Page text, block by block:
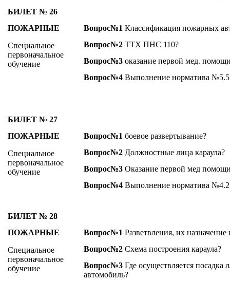
БИЛЕТ № 26
ПОЖАРНЫЕ
Специальное
первоначальное
обучение
Вопрос№1 Классификация пожарных
Вопрос№2 ТТХ ПНС 110?
Вопрос№3 оказание первой мед.
Вопрос№4 Выполнение норматива №5.5
БИЛЕТ № 27
ПОЖАРНЫЕ
Специальное
первоначальное
обучение
Вопрос№1 боевое развертывание?
Вопрос№2 Должностные лица караула?
Вопрос№3 Оказание первой мед
Вопрос№4 Выполнение норматива №4.2
БИЛЕТ № 28
ПОЖАРНЫЕ
Специальное
первоначальное
обучение
Вопрос№1 Разветвления, их назначение
Вопрос№2 Схема построения караула?
Вопрос№3 Где осуществляется посадка
автомобиль?